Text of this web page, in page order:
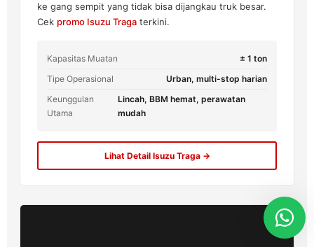
ke gang sempit yang tidak bisa dijangkau truk besar.
Cek promo Isuzu Traga terkini.
Kapasitas Muatan
± 1 ton
Tipe Operasional
Urban, multi-stop harian
Keunggulan
Utama
Lincah, BBM hemat, perawatan
mudah
Lihat Detail Isuzu Traga →